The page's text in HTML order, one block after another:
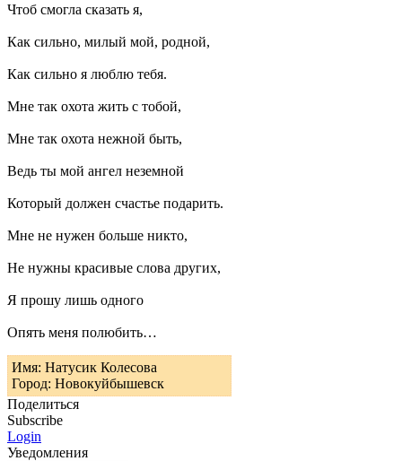
Чтоб смогла сказать я,
Как сильно, милый мой, родной,
Как сильно я люблю тебя.
Мне так охота жить с тобой,
Мне так охота нежной быть,
Ведь ты мой ангел неземной
Который должен счастье подарить.
Мне не нужен больше никто,
Не нужны красивые слова других,
Я прошу лишь одного
Опять меня полюбить…
Имя: Натусик Колесова
Город: Новокуйбышевск
Поделиться
Subscribe
Login
Уведомления